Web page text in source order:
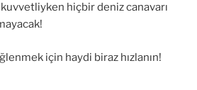
kuvvetliyken hiçbir deniz canavarı
için haydi biraz hızlanın!